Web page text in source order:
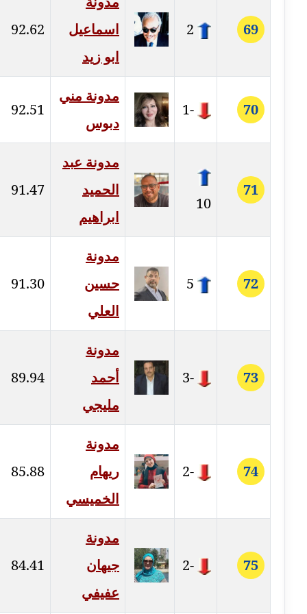
مدونة سهى الضاوي
مدونة سهير عسكر
عاملة
عاملة
مدونة سوميه الالفي
مدونة شرف الدين محمد
عاملة
مدونة شيماء حسني
عاملة
مدونة شيماء عبد المقصود
عاملة
مدونة شيماء عصام
عاملة
69
2
اسماعيل
ابو زيد
92.62
70
-1
مدونة مني
دبوس
92.51
71
10
مدونة عبد
الحميد
ابراهيم
91.47
72
5
مدونة
حسين
العلي
91.30
73
-3
مدونة
أحمد
مليجي
89.94
74
-2
مدونة
ريهام
الخميسي
85.88
75
-2
مدونة
جيهان
عفيفي
84.41